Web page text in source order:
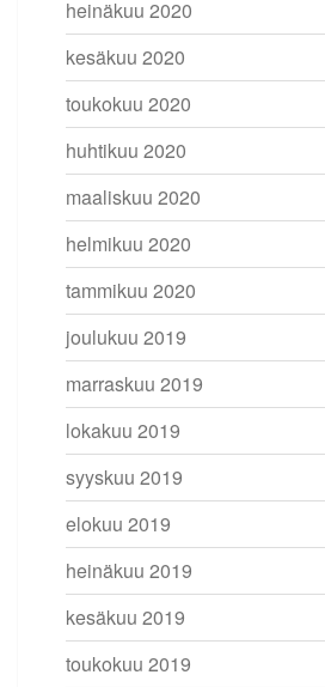
heinäkuu 2020
kesäkuu 2020
toukokuu 2020
huhtikuu 2020
maaliskuu 2020
helmikuu 2020
tammikuu 2020
joulukuu 2019
marraskuu 2019
lokakuu 2019
syyskuu 2019
elokuu 2019
heinäkuu 2019
kesäkuu 2019
toukokuu 2019